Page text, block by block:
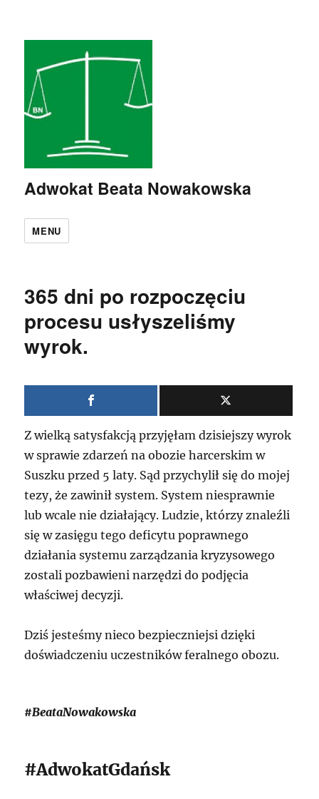
Adwokat Beata Nowakowska
MENU
365 dni po rozpoczęciu
procesu usłyszeliśmy
wyrok.
Z wielką satysfakcją przyjęłam dzisiejszy wyrok
w sprawie zdarzeń na obozie harcerskim w
Suszku przed 5 laty. Sąd przychylił się do mojej
tezy, że zawinił system. System niesprawnie
lub wcale nie działający. Ludzie, którzy znaleźli
się w zasięgu tego deficytu poprawnego
działania systemu zarządzania kryzysowego
zostali pozbawieni narzędzi do podjęcia
właściwej decyzji.
Dziś jesteśmy nieco bezpieczniejsi dzięki
doświadczeniu uczestników feralnego obozu.
#BeataNowakowska
#AdwokatGdańsk